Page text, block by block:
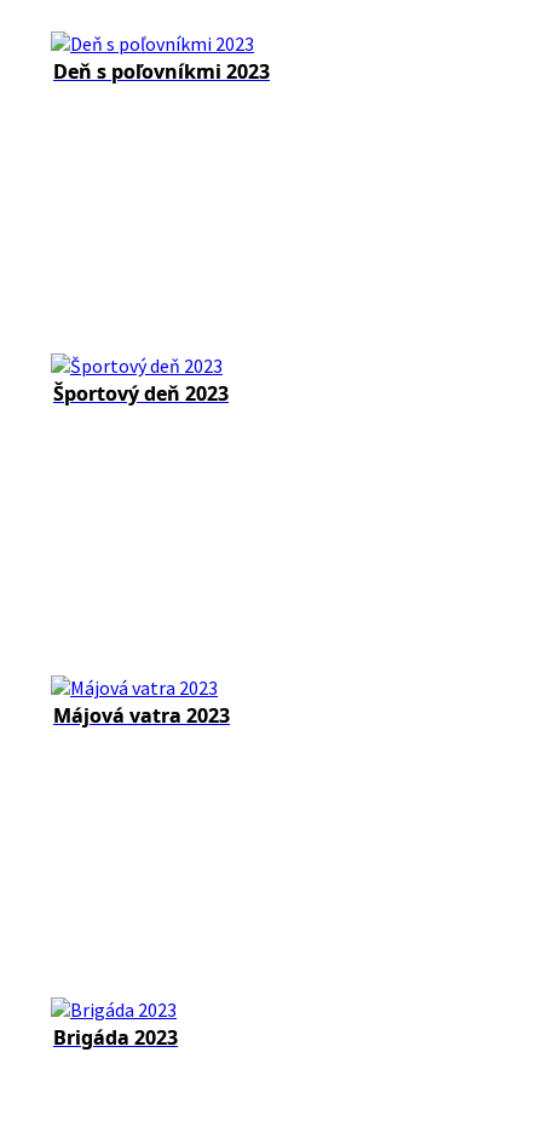
Deň s poľovníkmi 2023
Športový deň 2023
Májová vatra 2023
Brigáda 2023